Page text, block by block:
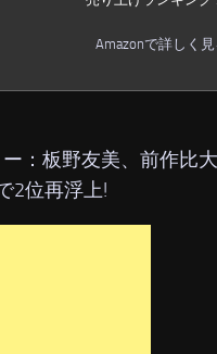
Amazonで詳しく見
：板野友美、前作比
2位再浮上!